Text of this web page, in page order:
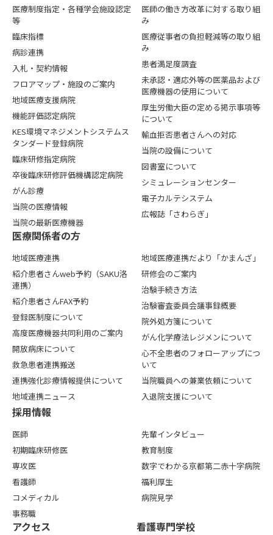
医療制度指定・各種学会施設認定
等
臨床指標
病診連携
入札・契約情報
フロアマップ・施設のご案内
地域医療支援病院
機能評価認定病院
KES環境マネジメントシステムス
タンダード登録病院
臨床研修指定病院
卒後臨床研修評価機構認定病院
がん診療
当院の医療情報
当院の最新医療機器
医師の働き方改革に対する取り組
み
医療従事者の負担軽減等の取り組
み
患者満足度調査
未承認・適応外等の医薬品および
医療機器の使用について
厚生労働大臣の定める掲示事項等
について
輸血拒否患者さんへの対応
当院の設備について
図書室について
シミュレーションセンター
電子カルテシステム
広報誌「さわらぎ」
医療関係者の⽅
地域医療連携
紹介患者さんweb予約（SAKU洛
連携）
紹介患者さんFAX予約
登録医制度について
高度医療機器共同利用のご案内
開放病床について
救急患者連携搬送
連携強化診療情報提供について
地域連携ニュース
地域医療連携だより「かまんざ」
研修会のご案内
治験手続き方法
治験審査委員会議事録概要
院外処方箋について
がん化学療法レジメンについて
心不全患者のフォローアップにつ
いて
当院職員への兼業依頼について
入退院支援について
採用情報
医師
初期臨床研修医
専攻医
看護師
コメディカル
事務職
先輩インタビュー
教育制度
数字でわかる京都第二赤十字病院
福利厚生
病院見学
アクセス 看護専⾨学校